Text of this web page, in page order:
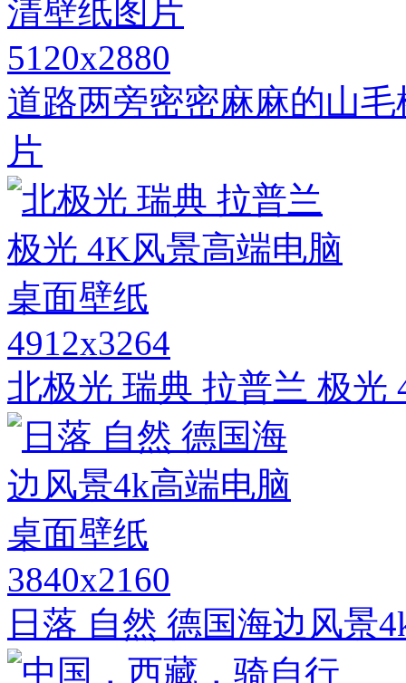
5120x2880
道路两旁密密麻麻的山
片
4912x3264
北极光 瑞典 拉普兰 极光
3840x2160
日落 自然 德国海边风景